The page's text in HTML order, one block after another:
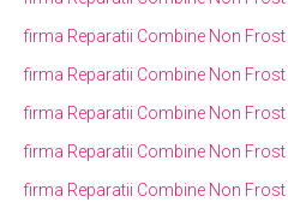
firma Reparatii Combine Non Frost
firma Reparatii Combine Non Frost
firma Reparatii Combine Non Frost
firma Reparatii Combine Non Frost
firma Reparatii Combine Non Frost